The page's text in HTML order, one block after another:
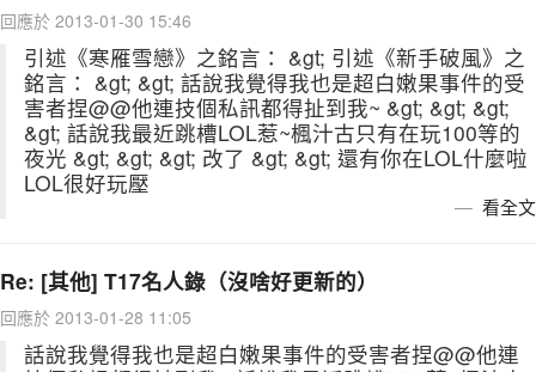
回應於 2013-01-30 15:46
引述《寒雁雪戀》之銘言： &gt; 引述《新手破風》之
銘言： &gt; &gt; 話說我覺得我也是超白嫩果事件的受
害者捏@@他連技個私訊都得扯到我~ &gt; &gt; &gt;
&gt; 話說我最近跳槽LOL惹~楓汁古只有在玩100等的
夜光 &gt; &gt; &gt; 改了 &gt; &gt; 還有你在LOL什麼啦
LOL很好玩壓
看全文
Re: [其他] T17名人錄（沒啥好更新的）
回應於 2013-01-28 11:05
話說我覺得我也是超白嫩果事件的受害者捏@@他連